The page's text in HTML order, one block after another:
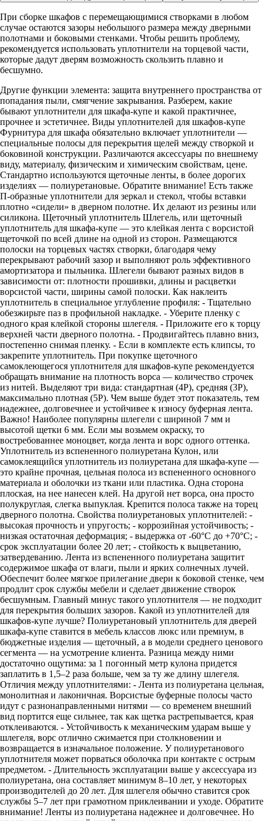
При сборке шкафов с перемещающимися створками в любом
случае остаются зазоры небольшого размера между дверными
полотнами и боковыми стенками. Чтобы решить проблему,
рекомендуется использовать уплотнители на торцевой части,
которые дадут дверям возможность скользить плавно и
бесшумно.
Другие функции элемента: защита внутреннего пространства от
попадания пыли, смягчение закрывания. Разберем, какие
бывают уплотнители для шкафа-купе и какой практичнее,
прочнее и эстетичнее. Виды уплотнителей для шкафов-купе
Фурнитура для шкафа обязательно включает уплотнители —
специальные полосы для перекрытия щелей между створкой и
боковиной конструкции. Различаются аксессуары по внешнему
виду, материалу, физическим и химическим свойствам, цене.
Стандартно используются щеточные ленты, в более дорогих
изделиях — полиуретановые. Обратите внимание! Есть также
П-образные уплотнители для зеркал и стекол, чтобы вставки
плотно «сидели» в дверном полотне. Их делают из резины или
силикона. Щеточный уплотнитель Шлегель, или щеточный
уплотнитель для шкафа-купе — это клейкая лента с ворсистой
щеточкой по всей длине на одной из сторон. Размещаются
полоски на торцевых частях створки, благодаря чему
перекрывают рабочий зазор и выполняют роль эффективного
амортизатора и пыльника. Шлегели бывают разных видов в
зависимости от: плотности прошивки, длины и расцветки
ворсистой части, ширины самой полоски. Как наклеить
уплотнитель в специальное углубление профиля: - Тщательно
обезжирьте паз в профильной накладке. - Уберите пленку с
одного края клейкой стороны шлегеля. - Приложите его к торцу
верхней части дверного полотна. - Продвигайтесь плавно вниз,
постепенно снимая пленку. - Если в комплекте есть клипсы, то
закрепите уплотнитель. При покупке щеточного
самоклеющегося уплотнителя для шкафов-купе рекомендуется
обращать внимание на плотность ворса — количество строчек
из нитей. Выделяют три вида: стандартная (4P), средняя (3P),
максимально плотная (5P). Чем выше будет этот показатель, тем
надежнее, долговечнее и устойчивее к износу буферная лента.
Важно! Наиболее популярны шлегели с шириной 7 мм и
высотой щетки 6 мм. Если мы возьмем окраску, то
востребованнее моноцвет, когда лента и ворс одного оттенка.
Уплотнитель из вспененного полиуретана Кулон, или
самоклеящийся уплотнитель из полиуретана для шкафа-купе —
это крайне прочная, цельная полоса из вспененного основного
материала и оболочки из ткани или пластика. Одна сторона
плоская, на нее нанесен клей. На другой нет ворса, она просто
полукруглая, слегка выпуклая. Крепится полоса также на торец
дверного полотна. Свойства полиуретановых уплотнителей: -
высокая прочность и упругость; - коррозийная устойчивость; -
низкая остаточная деформация; - выдержка от -60°C до +70°C; -
срок эксплуатации более 20 лет; - стойкость к выцветанию,
затвердеванию. Лента из вспененного полиуретана защитит
содержимое шкафа от влаги, пыли и ярких солнечных лучей.
Обеспечит более мягкое прилегание двери к боковой стенке, чем
продлит срок службы мебели и сделает движение створок
бесшумным. Главный минус такого уплотнителя — не подходит
для перекрытия больших зазоров. Какой из уплотнителей для
шкафов-купе лучше? Полиуретановый уплотнитель для дверей
шкафа-купе ставится в мебель классов люкс или премиум, в
бюджетные изделия — щеточный, а в модели среднего ценового
сегмента — на усмотрение клиента. Разница между ними
достаточно ощутима: за 1 погонный метр кулона придется
заплатить в 1,5–2 раза больше, чем за ту же длину шлегеля.
Отличия между уплотнителями: - Лента из полиуретана цельная,
монолитная и лаконичная. Ворсистые буферные полосы часто
идут с разнонаправленными нитями — со временем внешний
вид портится еще сильнее, так как щетка растрепывается, края
отклеиваются. - Устойчивость к механическим ударам выше у
шлегеля, ворс отлично сжимается при столкновении и
возвращается в изначальное положение. У полиуретанового
уплотнителя может порваться оболочка при контакте с острым
предметом. - Длительность эксплуатации выше у аксессуара из
полиуретана, она составляет минимум 8–10 лет, у некоторых
производителей до 20 лет. Для шлегеля обычно ставится срок
службы 5–7 лет при грамотном приклеивании и уходе. Обратите
внимание! Ленты из полиуретана надежнее и долговечнее. Но